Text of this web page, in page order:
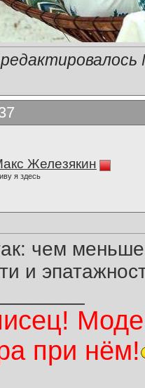
Железякин
я здесь
чем
и
при нём!